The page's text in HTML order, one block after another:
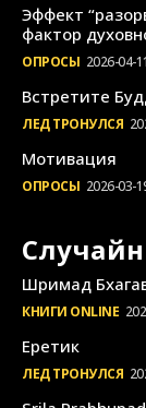
Эффект
фактор
ОПРОСЫ 2026-04-11
Встретите
ЛЕД ТРОНУЛСЯ
Мотивация
ОПРОСЫ 2026-03-
Шримад
КНИГИ ONLINE
Еретик
ЛЕД ТРОНУЛСЯ